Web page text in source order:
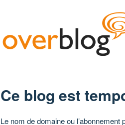
Ce blog est
Le nom de domaine ou